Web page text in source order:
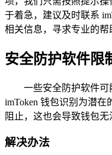
于着急，建议及时联系
相关信息，寻求专业的帮
安全防护软件限
一些安全防护软件
imToken 钱包识别为潜
阻止，这也会导致钱包无
解决办法